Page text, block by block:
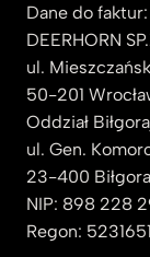
Dane do faktur:
DEERHORN
ul.
50-201
Oddział
ul. Gen.
23-400
NIP: 898 228
Regon: